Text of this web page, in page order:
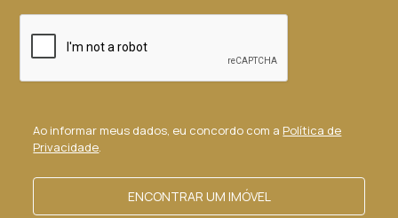
Ao informar meus dados, eu concordo com a Política de
Privacidade.
ENCONTRAR UM IMÓVEL